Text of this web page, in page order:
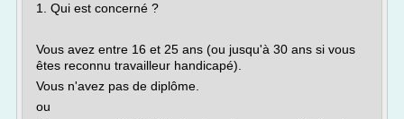
1. Qui est concerné ?
Vous avez entre 16 et 25 ans (ou jusqu'à 30 ans si vous
êtes reconnu travailleur handicapé).
Vous n'avez pas de diplôme.
ou